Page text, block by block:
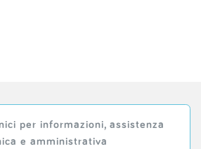
per informazioni, assistenza
e amministrativa